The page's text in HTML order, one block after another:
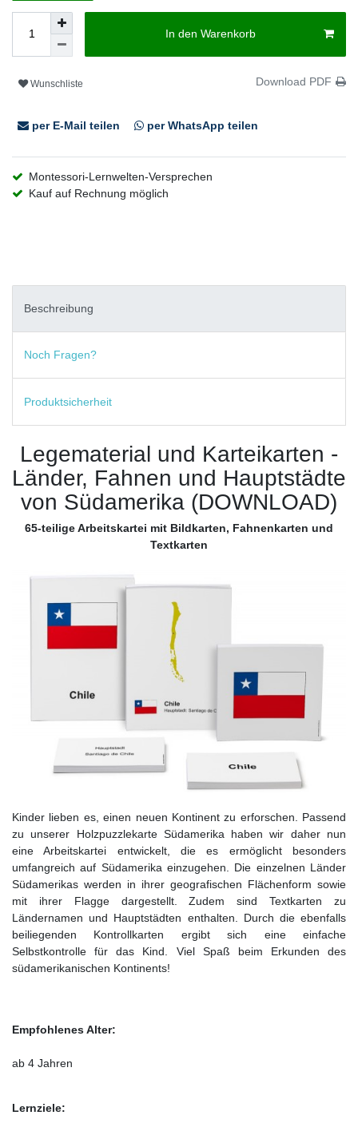
In den Warenkorb
Wunschliste Download PDF
per E-Mail teilen per WhatsApp teilen
Montessori-Lernwelten-Versprechen
Kauf auf Rechnung möglich
Beschreibung
Noch Fragen?
Produktsicherheit
Legematerial und Karteikarten -
Länder, Fahnen und Hauptstädte
von Südamerika (DOWNLOAD)
65-teilige Arbeitskartei mit Bildkarten, Fahnenkarten und
Textkarten
Kinder lieben es, einen neuen Kontinent zu erforschen. Passend
zu unserer Holzpuzzlekarte Südamerika haben wir daher nun
eine Arbeitskartei entwickelt, die es ermöglicht besonders
umfangreich auf Südamerika einzugehen. Die einzelnen Länder
Südamerikas werden in ihrer geografischen Flächenform sowie
mit ihrer Flagge dargestellt. Zudem sind Textkarten zu
Ländernamen und Hauptstädten enthalten. Durch die ebenfalls
beiliegenden Kontrollkarten ergibt sich eine einfache
Selbstkontrolle für das Kind. Viel Spaß beim Erkunden des
südamerikanischen Kontinents!
Empfohlenes Alter:
ab 4 Jahren
Lernziele: